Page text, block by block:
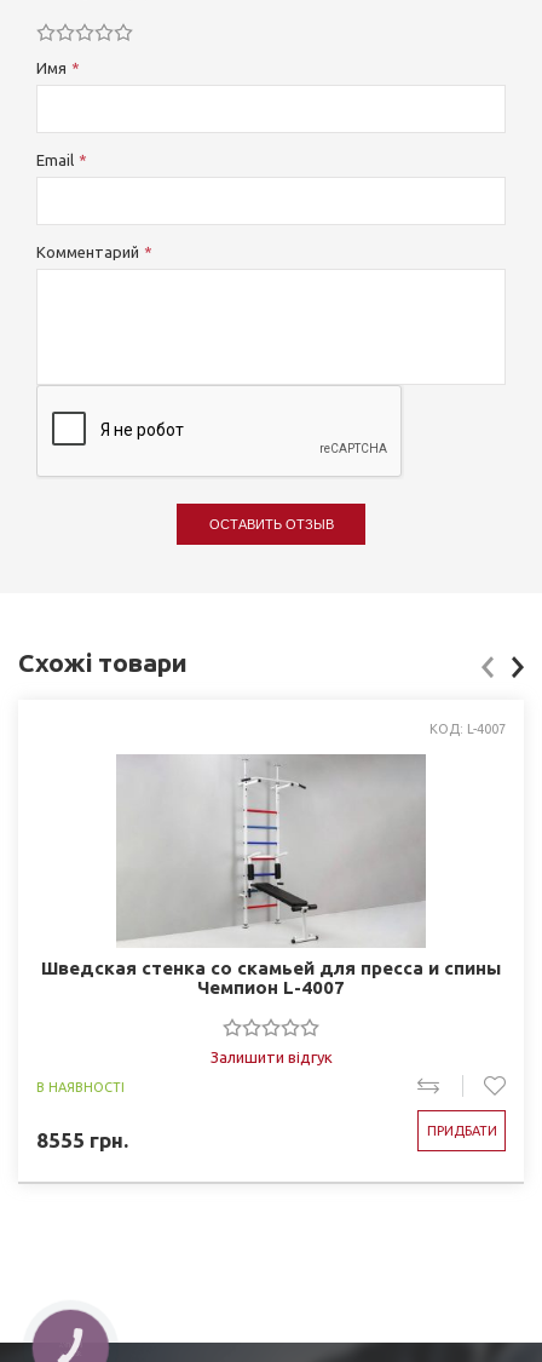
Имя
Email
Комментарий
ОСТАВИТЬ ОТЗЫВ
Схожі товари
КОД: L-4007
Шведская стенка со скамьей для пресса и спины
Чемпион L-4007
Залишити відгук
В НАЯВНОСТІ
8555 грн. ПРИДБАТИ
КНОПКА
ЗВ'ЯЗКУ